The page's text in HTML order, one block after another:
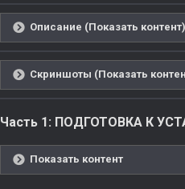
Описание (Показать контент)
Скриншоты (Показать
Часть 1: ПОДГОТОВКА К
Показать контент